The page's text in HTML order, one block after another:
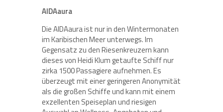
AIDAaura
Die AIDAaura ist nur in den Wintermonaten
im Karibischen Meer unterwegs. Im
Gegensatz zu den Riesenkreuzern kann
dieses von Heidi Klum getaufte Schiff nur
zirka 1500 Passagiere aufnehmen. Es
überzeugt mit einer geringeren Anonymität
als die großen Schiffe und kann mit einem
exzellenten Speiseplan und riesigen